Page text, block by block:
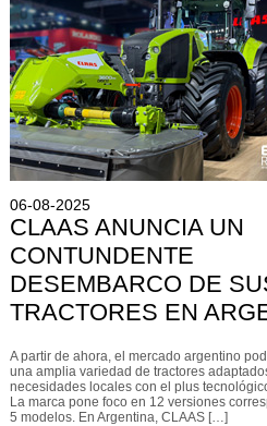
06-08-2025
CLAAS ANUNCIA UN
CONTUNDENTE
DESEMBARCO DE
TRACTORES EN
A partir de ahora, el mercado argentino
una amplia variedad de tractores
necesidades locales con el plus
La marca pone foco en 12 versiones
5 modelos. En Argentina, CLAAS […]